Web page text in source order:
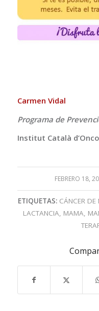
Carmen Vidal
Programa de
Institut Català
FEBRERO 18,
/
ETIQUETAS: CÁNCER
LACTANCIA, MAMA,